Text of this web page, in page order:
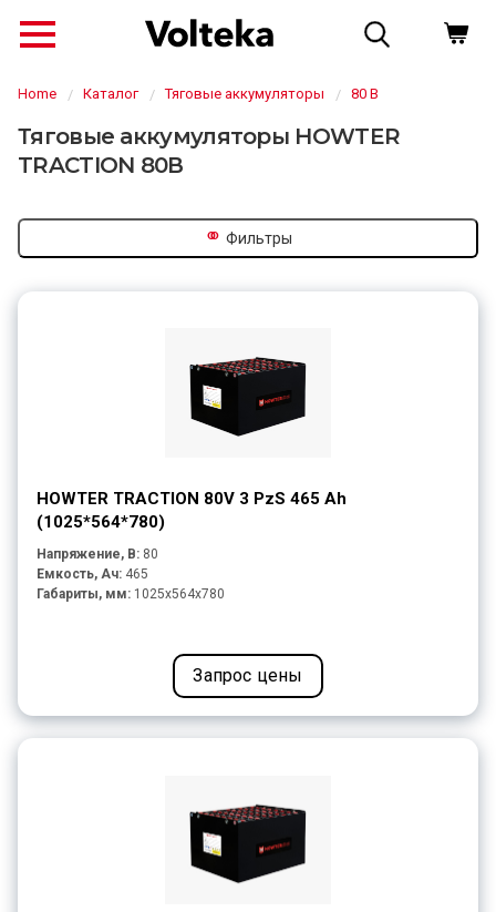
Home Каталог Тяговые аккумуляторы 80 В
Тяговые аккумуляторы HOWTER
TRACTION 80В
⚭ Фильтры
HOWTER TRACTION 80V 3 PzS 465 Ah
(1025*564*780)
Напряжение, В: 80
Емкость, Ач: 465
Габариты, мм: 1025x564x780
Запрос цены